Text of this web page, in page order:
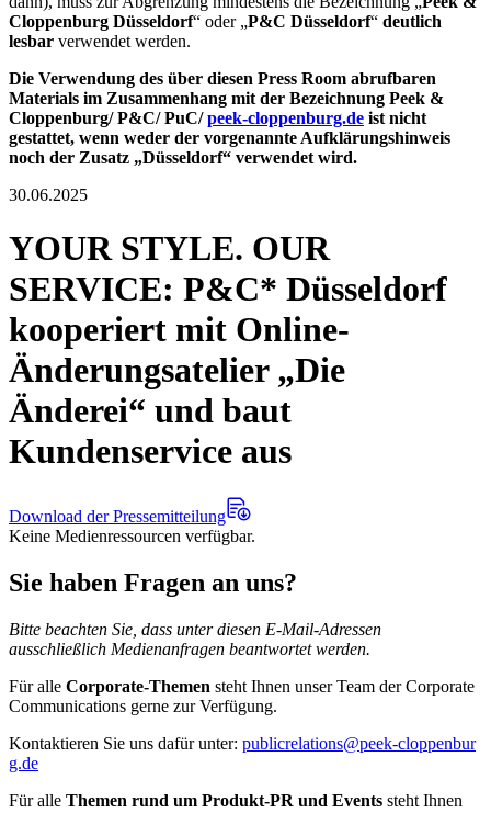
Cloppenburg Düsseldorf“ oder „P&C Düsseldorf“ deutlich
lesbar verwendet werden.
Die Verwendung des über diesen Press Room abrufbaren
Materials im Zusammenhang mit der Bezeichnung Peek &
Cloppenburg/ P&C/ PuC/peek-cloppenburg.de ist nicht
gestattet, wenn weder der vorgenannte Aufklärungshinweis
noch der Zusatz „Düsseldorf“ verwendet wird.
30.06.2025
YOUR STYLE. OUR
SERVICE: P&C* Düsseldorf
kooperiert mit Online-
Änderungsatelier „Die
Änderei“ und baut
Kundenservice aus
Download der Pressemitteilung
Keine Medienressourcen verfügbar.
Sie haben Fragen an uns?
Bitte beachten Sie, dass unter diesen E-Mail-Adressen
ausschließlich Medienanfragen beantwortet werden.
Für alle Corporate-Themen steht Ihnen unser Team der Corporate
Communications gerne zur Verfügung.
Kontaktieren Sie uns dafür unter: publicrelations@peek-cloppenbur
g.de
Für alle Themen rund um Produkt-PR und Events steht Ihnen